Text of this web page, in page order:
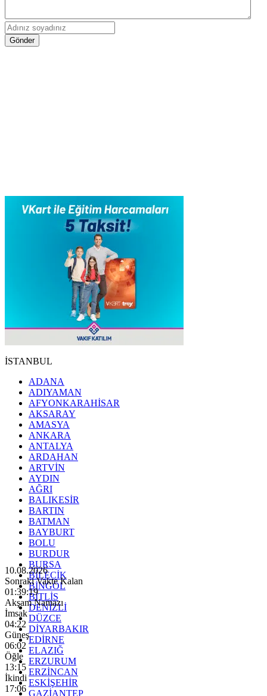
Gönder
İSTANBUL
ADANA
ADIYAMAN
AFYONKARAHİSAR
AKSARAY
AMASYA
ANKARA
ANTALYA
ARDAHAN
ARTVİN
AYDIN
AĞRI
BALIKESİR
BARTIN
BATMAN
BAYBURT
BOLU
BURDUR
BURSA
BİLECİK
BİNGÖL
BİTLİS
DENİZLİ
DÜZCE
DİYARBAKIR
EDİRNE
ELAZIĞ
ERZURUM
ERZİNCAN
ESKİŞEHİR
GAZİANTEP
10.08.2026
Sonraki Vakte Kalan
01:39:17
Akşam Namazı
İmsak
04:22
Güneş
06:02
Öğle
13:15
İkindi
17:06